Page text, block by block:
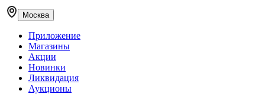
Москва
Приложение
Магазины
Акции
Новинки
Ликвидация
Аукционы